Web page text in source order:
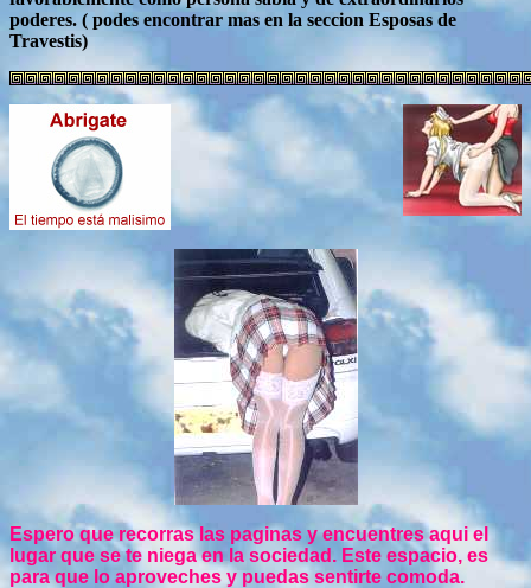
poderes. ( podes encontrar mas en la seccion Esposas de
Travestis)
Espero que recorras las paginas y encuentres aqui el
lugar que se te niega en la sociedad. Este espacio, es
para que lo aproveches y puedas sentirte comoda.